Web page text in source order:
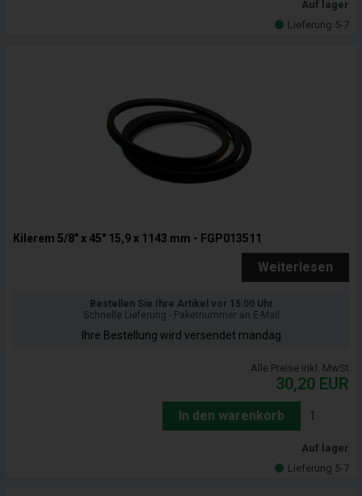
Auf lager
Lieferung 5-7
Kilerem 5/8" x 45" 15,9 x 1143 mm - FGP013511
Weiterlesen
Bestellen Sie Ihre Artikel vor 15:00 Uhr
Schnelle Lieferung - Paketnummer an E-Mail
Ihre Bestellung wird versendet mandag
Alle Preise inkl. MwSt
30,20 EUR
In den warenkorb
Auf lager
Lieferung 5-7